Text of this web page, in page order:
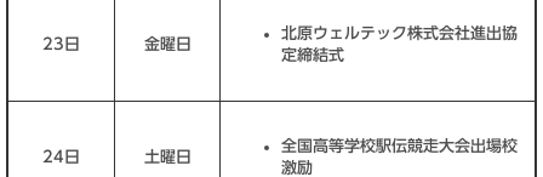
23日 金曜日
北原ウェルテック株式会社進出協
定締結式
24日 土曜日
全国高等学校駅伝競走大会出場校
激励